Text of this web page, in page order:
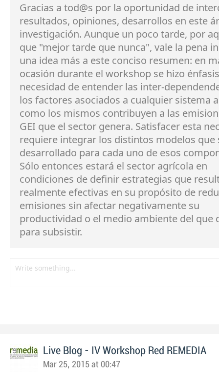
Gracias a tod@s por la oportunidad de
resultados, opiniones, desarrollos en este
investigación. Aunque un poco tarde, por
que "mejor tarde que nunca", vale la pena
una idea más a este conciso resumen: en
ocasión durante el workshop se hizo
necesidad de entender las inter-
los factores asociados a cualquier sistema
como los mismos contribuyen a las
GEI que el sector genera. Satisfacer esta
requiere integrar los distintos modelos que
desarrollado para cada uno de esos
Sólo entonces estará el sector agrícola en
condiciones de definir estrategias que
realmente efectivas en su propósito de
emisiones sin afectar negativamente su
productividad o el medio ambiente del que
para subsistir.
Live Blog - IV Workshop Red REMEDIA
Mar 25, 2015 at 00:47